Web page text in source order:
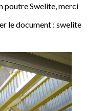
poutre Swelite, merci
le document : swelite